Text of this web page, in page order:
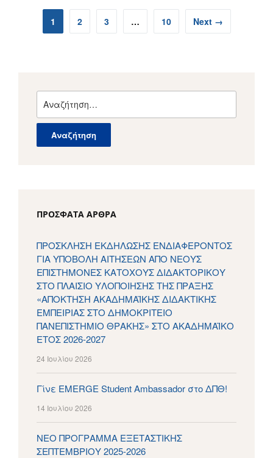
1 2 3 … 10 Next →
για:
ΠΡΌΣΦΑΤΑ ΆΡΘΡΑ
ΠΡΟΣΚΛΗΣΗ ΕΚΔΗΛΩΣΗΣ ΕΝΔΙΑΦΕΡΟΝΤΟΣ
ΓΙΑ ΥΠΟΒΟΛΗ ΑΙΤΗΣΕΩΝ ΑΠΟ ΝΕΟΥΣ
ΕΠΙΣΤΗΜΟΝΕΣ ΚΑΤΟΧΟΥΣ ΔΙΔΑΚΤΟΡΙΚΟΥ
ΣΤΟ ΠΛΑΙΣΙΟ ΥΛΟΠΟΙΗΣΗΣ ΤΗΣ ΠΡΑΞΗΣ
«ΑΠΟΚΤΗΣΗ ΑΚΑΔΗΜΑΪΚΗΣ ΔΙΔΑΚΤΙΚΗΣ
ΕΜΠΕΙΡΙΑΣ ΣΤΟ ΔΗΜΟΚΡΙΤΕΙΟ
ΠΑΝΕΠΙΣΤΗΜΙΟ ΘΡΑΚΗΣ» ΣΤΟ ΑΚΑΔΗΜΑΪΚΟ
ΕΤΟΣ 2026-2027
24 Ιουλίου 2026
Γίνε EMERGE Student Ambassador στο ΔΠΘ!
14 Ιουλίου 2026
ΝΕΟ ΠΡΟΓΡΑΜΜΑ ΕΞΕΤΑΣΤΙΚΗΣ
ΣΕΠΤΕΜΒΡΙΟΥ 2025-2026